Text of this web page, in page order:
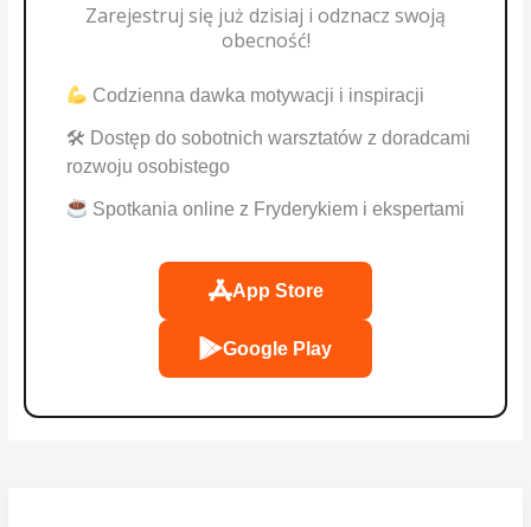
Zarejestruj się już dzisiaj i odznacz swoją
obecność!
Codzienna dawka motywacji i inspiracji
🛠 Dostęp do sobotnich warsztatów z doradcami
rozwoju osobistego
Spotkania online z Fryderykiem i ekspertami
App Store
Google Play